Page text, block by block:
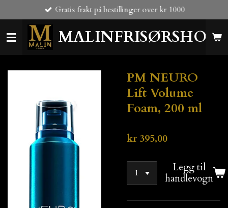
til
hovedinnhold
MALINFRISØRSHOP
Gratis frakt på bestillinger over kr 1000
PM NEURO
Lift Volume
Foam, 200 ml
kr 395,00
Legg til
handlevogn